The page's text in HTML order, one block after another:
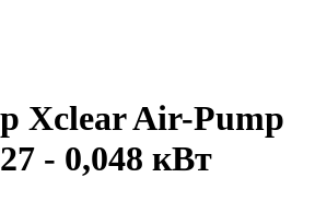
Xclear Air-Pump
- 0,048 кВт